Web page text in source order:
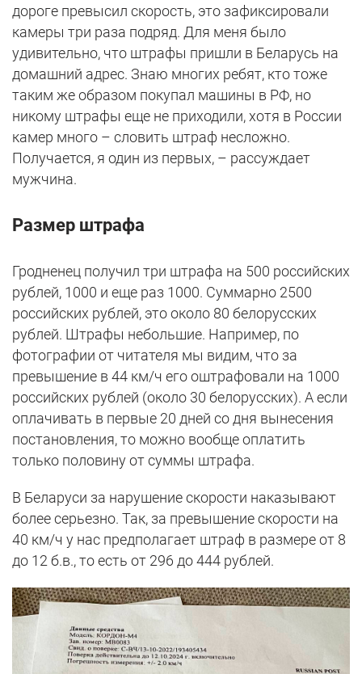
дороге превысил скорость, это зафиксировали
камеры три раза подряд. Для меня было
удивительно, что штрафы пришли в Беларусь на
домашний адрес. Знаю многих ребят, кто тоже
таким же образом покупал машины в РФ, но
никому штрафы еще не приходили, хотя в России
камер много – словить штраф несложно.
Получается, я один из первых, – рассуждает
мужчина.
Размер штрафа
Гродненец получил три штрафа на 500 российских
рублей, 1000 и еще раз 1000. Суммарно 2500
российских рублей, это около 80 белорусских
рублей. Штрафы небольшие. Например, по
фотографии от читателя мы видим, что за
превышение в 44 км/ч его оштрафовали на 1000
российских рублей (около 30 белорусских). А если
оплачивать в первые 20 дней со дня вынесения
постановления, то можно вообще оплатить
только половину от суммы штрафа.
В Беларуси за нарушение скорости наказывают
более серьезно. Так, за превышение скорости на
40 км/ч у нас предполагает штраф в размере от 8
до 12 б.в., то есть от 296 до 444 рублей.